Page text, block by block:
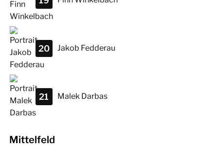
Jakob Fedderau
20
Malek Darbas
21
Mittelfeld